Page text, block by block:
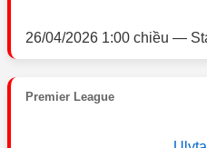
26/04/2026 1:00 chiều —
Premier League